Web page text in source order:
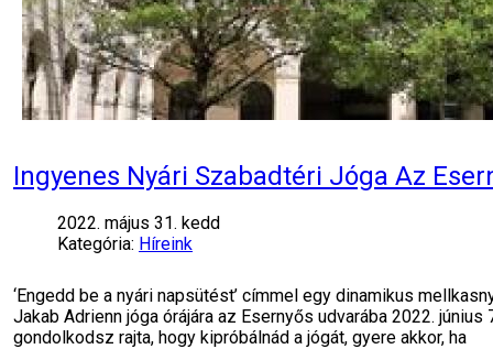
Ingyenes Nyári Szabadtéri Jóga Az
2022. május 31. kedd
Kategória: Híreink
‘Engedd be a nyári napsütést’ címmel egy dinamikus
Jakab Adrienn jóga órájára az Esernyős udvarába 2022.
gondolkodsz rajta, hogy kipróbálnád a jógát, gyere akkor, ha